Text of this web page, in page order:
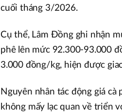
cuối tháng 3/2026.
Cụ thể, Lâm Đồng ghi nhận
phê lên mức 92.300-93.000
3.000 đồng/kg, hiện được
Nguyên nhân tác động giá
không mấy lạc quan về triển